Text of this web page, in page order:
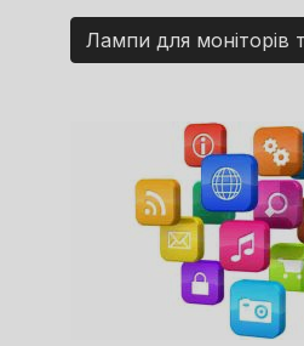
Лампи для моніторів